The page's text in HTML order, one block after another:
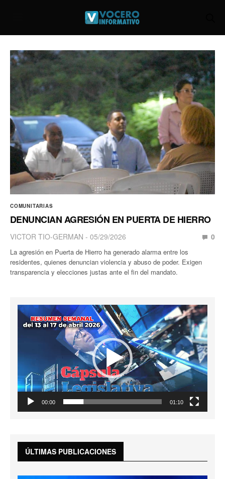
COMUNITARIAS
DENUNCIAN AGRESIÓN EN PUERTA DE HIERRO
VICTOR TIO-GERMAN 05/29/2026 0
La agresión en Puerta de Hierro ha generado alarma entre los
residentes, quienes denuncian violencia y abuso de poder. Exigen
transparencia y elecciones justas ante el fin del mandato.
Reproductor
vídeo
00:00 01:10
ÚLTIMAS PUBLICACIONES